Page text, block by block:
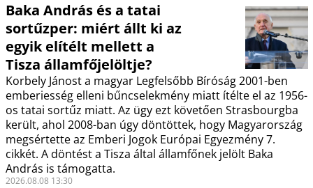
Baka András és a tatai
sortűzper: miért állt ki az
egyik elítélt mellett a
Tisza államfőjelöltje?
Korbely Jánost a magyar Legfelsőbb Bíróság 2001-ben
emberiesség elleni bűncselekmény miatt ítélte el az 1956-
os tatai sortűz miatt. Az ügy ezt követően Strasbourgba
került, ahol 2008-ban úgy döntöttek, hogy Magyarország
megsértette az Emberi Jogok Európai Egyezmény 7.
cikkét. A döntést a Tisza által államfőnek jelölt Baka
András is támogatta.
2026.08.08 13:30